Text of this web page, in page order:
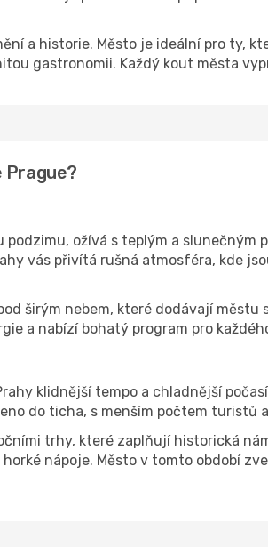
a historie. Město je ideální pro ty,
gastronomii. Každý kout města
Prague?
ožívá s teplým a slunečným
vás přivítá rušná atmosféra, kde
širým nebem, které dodávají městu
a nabízí bohatý program pro
klidnější tempo a chladnější
do ticha, s menším počtem turistů
trhy, které zaplňují historická
nápoje. Město v tomto období